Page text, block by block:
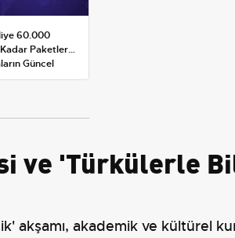
60.000
Paketler:
Güncel
ve Ek
ve 'Türkülerle
akşamı, akademik ve kültürel